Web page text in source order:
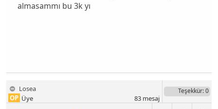
almasammı bu 3k yı
Losea
OP Üye
Teşekkür: 0
83mesaj